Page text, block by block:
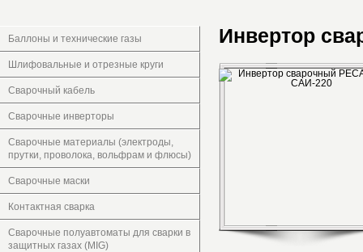
Баллоны и технические газы
Шлифовальные и отрезные круги
Сварочный кабель
Сварочные инверторы
Сварочные материалы (электроды,
прутки, проволока, вольфрам и флюсы)
Сварочные маски
Контактная сварка
Сварочные полуавтоматы для сварки в
защитных газах (MIG)
Инвертор